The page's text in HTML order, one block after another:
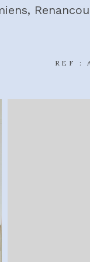
REF :